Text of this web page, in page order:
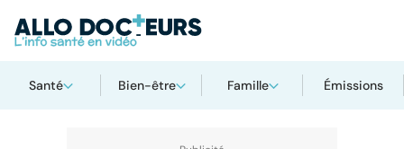
Santé Bien-être Famille Émissions